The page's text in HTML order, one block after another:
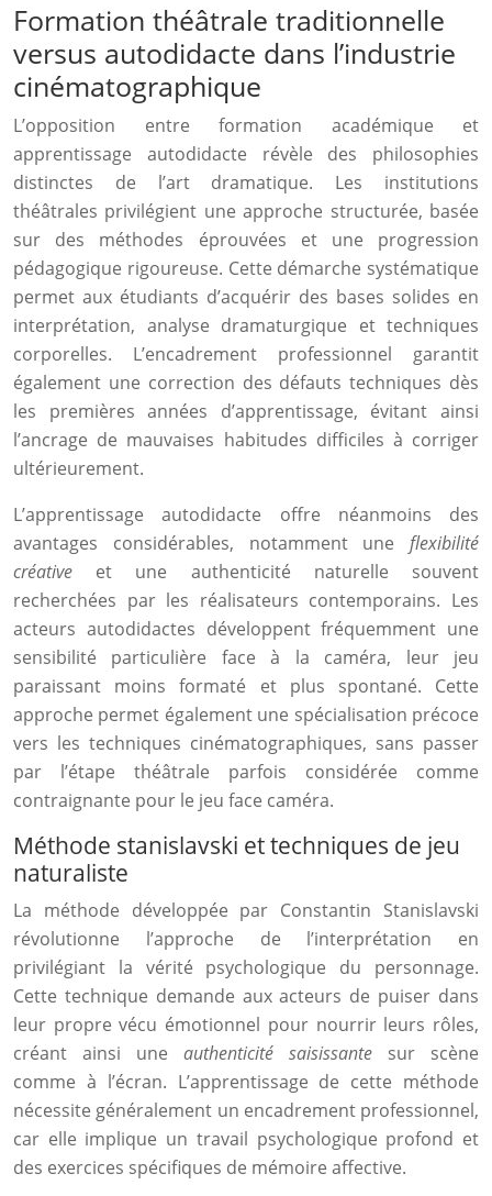
Formation théâtrale traditionnelle
versus autodidacte dans l’industrie
cinématographique
L’opposition entre formation académique et
apprentissage autodidacte révèle des philosophies
distinctes de l’art dramatique. Les institutions
théâtrales privilégient une approche structurée, basée
sur des méthodes éprouvées et une progression
pédagogique rigoureuse. Cette démarche systématique
permet aux étudiants d’acquérir des bases solides en
interprétation, analyse dramaturgique et techniques
corporelles. L’encadrement professionnel garantit
également une correction des défauts techniques dès
les premières années d’apprentissage, évitant ainsi
l’ancrage de mauvaises habitudes difficiles à corriger
ultérieurement.
L’apprentissage autodidacte offre néanmoins des
avantages considérables, notamment une flexibilité
créative et une authenticité naturelle souvent
recherchées par les réalisateurs contemporains. Les
acteurs autodidactes développent fréquemment une
sensibilité particulière face à la caméra, leur jeu
paraissant moins formaté et plus spontané. Cette
approche permet également une spécialisation précoce
vers les techniques cinématographiques, sans passer
par l’étape théâtrale parfois considérée comme
contraignante pour le jeu face caméra.
Méthode stanislavski et techniques de jeu
naturaliste
La méthode développée par Constantin Stanislavski
révolutionne l’approche de l’interprétation en
privilégiant la vérité psychologique du personnage.
Cette technique demande aux acteurs de puiser dans
leur propre vécu émotionnel pour nourrir leurs rôles,
créant ainsi une authenticité saisissante sur scène
comme à l’écran. L’apprentissage de cette méthode
nécessite généralement un encadrement professionnel,
car elle implique un travail psychologique profond et
des exercices spécifiques de mémoire affective.